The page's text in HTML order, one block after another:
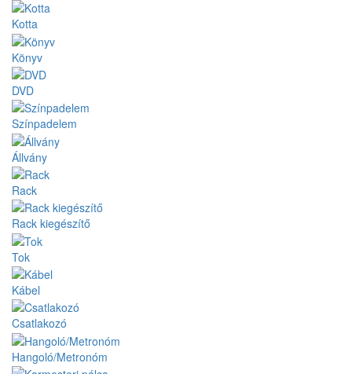
Kotta
Könyv
DVD
Színpadelem
Állvány
Rack
Rack kiegészítő
Tok
Kábel
Csatlakozó
Hangoló/Metronóm